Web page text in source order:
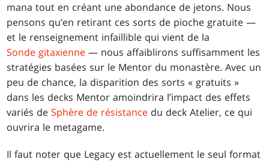
mana tout en créant une abondance de jetons. Nous
pensons qu’en retirant ces sorts de pioche gratuite —
et le renseignement infaillible qui vient de la
Sonde gitaxienne — nous affaiblirons suffisamment les
stratégies basées sur le Mentor du monastère. Avec un
peu de chance, la disparition des sorts « gratuits »
dans les decks Mentor amoindrira l’impact des effets
variés deSphère de résistance du deck Atelier, ce qui
ouvrira le metagame.
Il faut noter que Legacy est actuellement le seul format